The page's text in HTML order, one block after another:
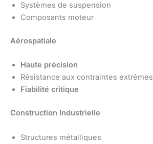
Systèmes de suspension
Composants moteur
Aérospatiale
Haute précision
Résistance aux contraintes extrêmes
Fiabilité critique
Construction Industrielle
Structures métalliques